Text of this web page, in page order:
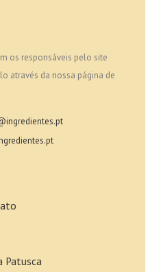
os responsáveis pelo site
através da nossa página de
Patusca